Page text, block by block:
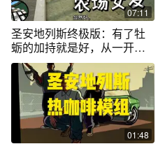
07:11
圣安地列斯终极版：有了牡
蛎的加持就是好，从一开始
就可以喝咖啡
01:48